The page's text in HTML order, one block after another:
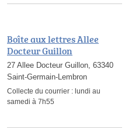
Boîte aux lettres Allee
Docteur Guillon
27 Allee Docteur Guillon, 63340
Saint-Germain-Lembron
Collecte du courrier : lundi au
samedi à 7h55